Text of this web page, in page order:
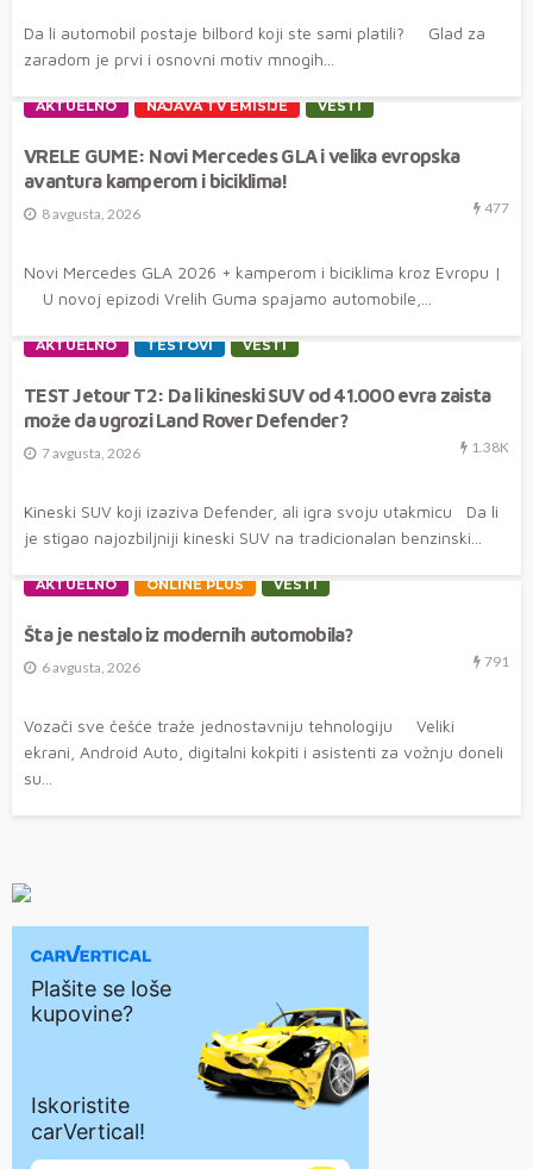
Da li automobil postaje bilbord koji ste sami platili? Glad za
zaradom je prvi i osnovni motiv mnogih...
AKTUELNO NAJAVA TV EMISIJE VESTI
VRELE GUME: Novi Mercedes GLA i velika evropska
avantura kamperom i biciklima!
8 avgusta, 2026 477
Novi Mercedes GLA 2026 + kamperom i biciklima kroz Evropu |
U novoj epizodi Vrelih Guma spajamo automobile,...
AKTUELNO TESTOVI VESTI
TEST Jetour T2: Da li kineski SUV od 41.000 evra zaista
može da ugrozi Land Rover Defender?
7 avgusta, 2026 1.38K
Kineski SUV koji izaziva Defender, ali igra svoju utakmicu Da li
je stigao najozbiljniji kineski SUV na tradicionalan benzinski...
AKTUELNO ONLINE PLUS VESTI
Šta je nestalo iz modernih automobila?
6 avgusta, 2026 791
Vozači sve češće traže jednostavniju tehnologiju Veliki
ekrani, Android Auto, digitalni kokpiti i asistenti za vožnju doneli
su...